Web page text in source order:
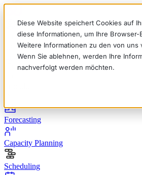
Diese Website speichert Cookies auf
diese Informationen, um Ihre
Weitere Informationen zu den von
Wenn Sie ablehnen, werden Ihre
nachverfolgt werden möchten.
EnglishDeutschFrançais Español Italiano
Forecasting
Capacity Planning
Scheduling